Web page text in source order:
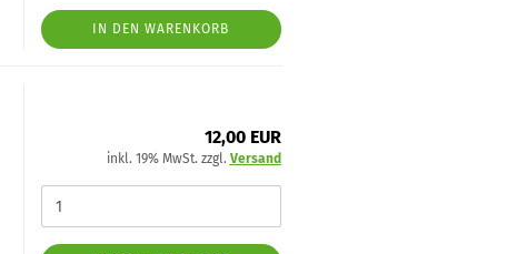
IN DEN WARENKORB
12,00 EUR
inkl. 19% MwSt. zzgl. Versand